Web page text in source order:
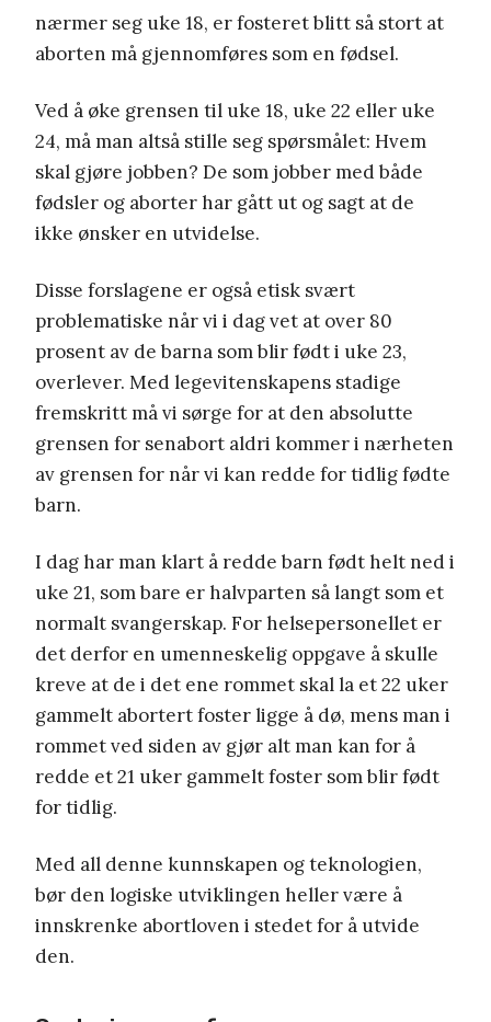
nærmer seg uke 18, er fosteret blitt så stort at
aborten må gjennomføres som en fødsel.
Ved å øke grensen til uke 18, uke 22 eller uke
24, må man altså stille seg spørsmålet: Hvem
skal gjøre jobben? De som jobber med både
fødsler og aborter har gått ut og sagt at de
ikke ønsker en utvidelse.
Disse forslagene er også etisk svært
problematiske når vi i dag vet at over 80
prosent av de barna som blir født i uke 23,
overlever. Med legevitenskapens stadige
fremskritt må vi sørge for at den absolutte
grensen for senabort aldri kommer i nærheten
av grensen for når vi kan redde for tidlig fødte
barn.
I dag har man klart å redde barn født helt ned i
uke 21, som bare er halvparten så langt som et
normalt svangerskap. For helsepersonellet er
det derfor en umenneskelig oppgave å skulle
kreve at de i det ene rommet skal la et 22 uker
gammelt abortert foster ligge å dø, mens man i
rommet ved siden av gjør alt man kan for å
redde et 21 uker gammelt foster som blir født
for tidlig.
Med all denne kunnskapen og teknologien,
bør den logiske utviklingen heller være å
innskrenke abortloven i stedet for å utvide
den.